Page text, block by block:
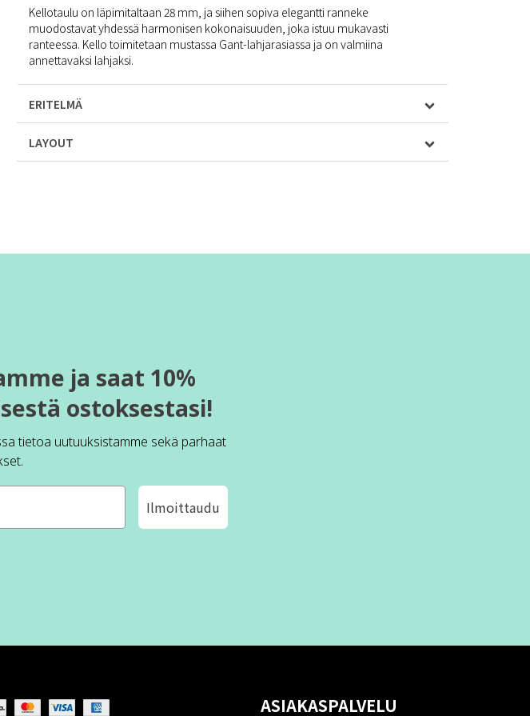
Kellotaulu on läpimitaltaan 28 mm, ja siihen sopiva elegantti ranneke
muodostavat yhdessä harmonisen kokonaisuuden, joka istuu mukavasti
ranteessa. Kello toimitetaan mustassa Gant-lahjarasiassa ja on valmiina
annettavaksi lahjaksi.
ERITELMÄ
LAYOUT
ja saat 10%
ostoksestasi!
tietoa uutuuksistamme sekä parhaat
Ilmoittaudu
ASIAKASPALVELU